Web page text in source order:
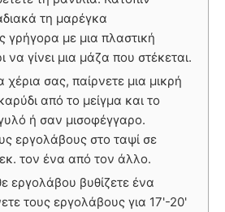
τη μαρέγκα
γρήγορα με μια πλαστική
να γίνει μια μάζα που στέκεται.
χέρια σας, παίρνετε μια μικρή
από το μείγμα και το
ή σαν μισοφέγγαρο.
εργολάβους στο ταψί σε
τον ένα από τον άλλο.
εργολάβου βυθίζετε ένα
τους εργολάβους για 17'-20'